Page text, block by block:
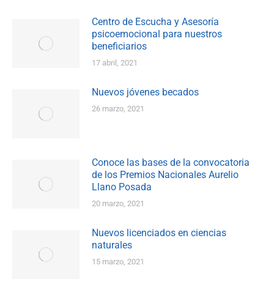
Centro de Escucha y Asesoría
psicoemocional para nuestros
beneficiarios
17 abril, 2021
Nuevos jóvenes becados
26 marzo, 2021
Conoce las bases de la convocatoria
de los Premios Nacionales Aurelio
Llano Posada
20 marzo, 2021
Nuevos licenciados en ciencias
naturales
15 marzo, 2021